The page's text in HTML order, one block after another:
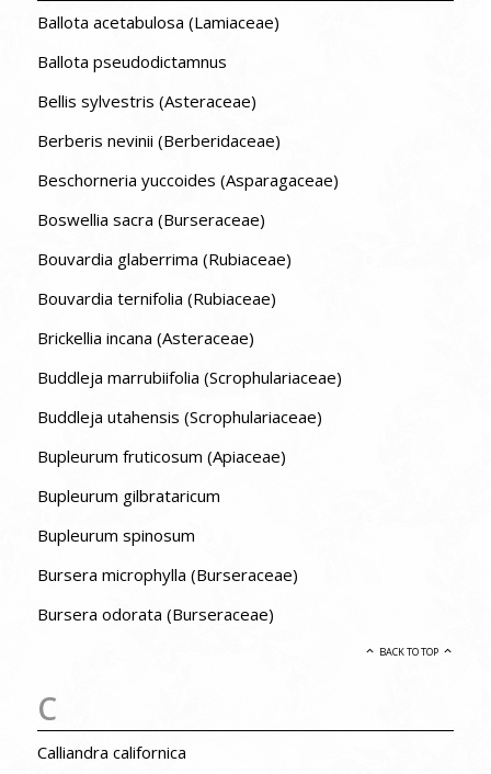
Ballota acetabulosa (Lamiaceae)
Ballota pseudodictamnus
Bellis sylvestris (Asteraceae)
Berberis nevinii (Berberidaceae)
Beschorneria yuccoides (Asparagaceae)
Boswellia sacra (Burseraceae)
Bouvardia glaberrima (Rubiaceae)
Bouvardia ternifolia (Rubiaceae)
Brickellia incana (Asteraceae)
Buddleja marrubiifolia (Scrophulariaceae)
Buddleja utahensis (Scrophulariaceae)
Bupleurum fruticosum (Apiaceae)
Bupleurum gilbrataricum
Bupleurum spinosum
Bursera microphylla (Burseraceae)
Bursera odorata (Burseraceae)
BACK TO TOP
C
Calliandra californica